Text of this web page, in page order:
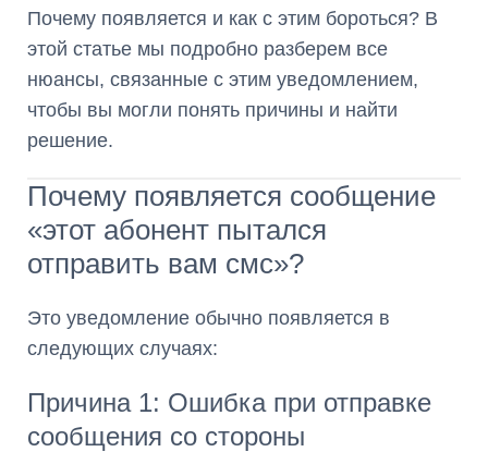
Почему появляется и как с этим бороться? В
этой статье мы подробно разберем все
нюансы, связанные с этим уведомлением,
чтобы вы могли понять причины и найти
решение.
Почему появляется сообщение
«этот абонент пытался
отправить вам смс»?
Это уведомление обычно появляется в
следующих случаях:
Причина 1: Ошибка при отправке
сообщения со стороны